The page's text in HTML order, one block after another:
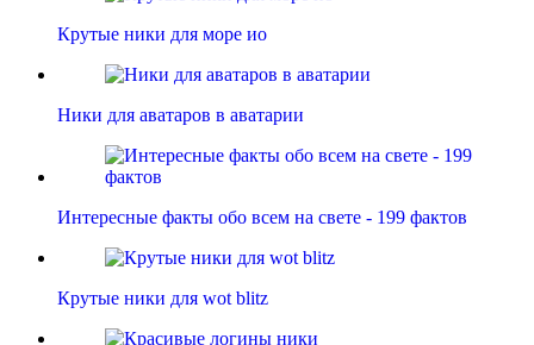
Крутые ники для море ио
Ники для аватаров в аватарии
Интересные факты обо всем на свете - 199 фактов
Крутые ники для wot blitz